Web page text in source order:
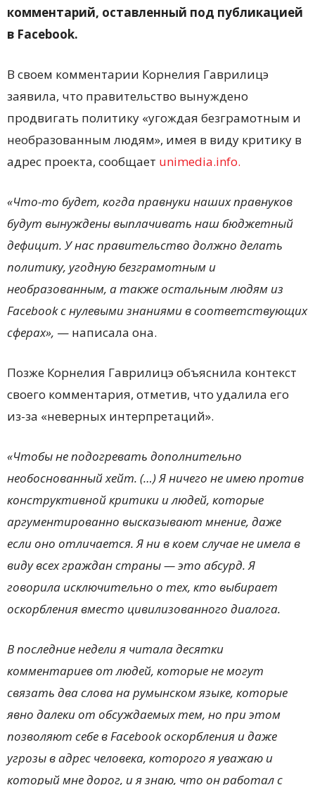
комментарий, оставленный под публикацией
в Facebook.
В своем комментарии Корнелия Гаврилицэ
заявила, что правительство вынуждено
продвигать политику «угождая безграмотным и
необразованным людям», имея в виду критику в
адрес проекта, сообщает unimedia.info.
«Что-то будет, когда правнуки наших правнуков
будут вынуждены выплачивать наш бюджетный
дефицит. У нас правительство должно делать
политику, угодную безграмотным и
необразованным, а также остальным людям из
Facebook с нулевыми знаниями в соответствующих
сферах», — написала она.
Позже Корнелия Гаврилицэ объяснила контекст
своего комментария, отметив, что удалила его
из-за «неверных интерпретаций».
«Чтобы не подогревать дополнительно
необоснованный хейт. (…) Я ничего не имею против
конструктивной критики и людей, которые
аргументированно высказывают мнение, даже
если оно отличается. Я ни в коем случае не имела в
виду всех граждан страны — это абсурд. Я
говорила исключительно о тех, кто выбирает
оскорбления вместо цивилизованного диалога.
В последние недели я читала десятки
комментариев от людей, которые не могут
связать два слова на румынском языке, которые
явно далеки от обсуждаемых тем, но при этом
позволяют себе в Facebook оскорбления и даже
угрозы в адрес человека, которого я уважаю и
который мне дорог, и я знаю, что он работал с